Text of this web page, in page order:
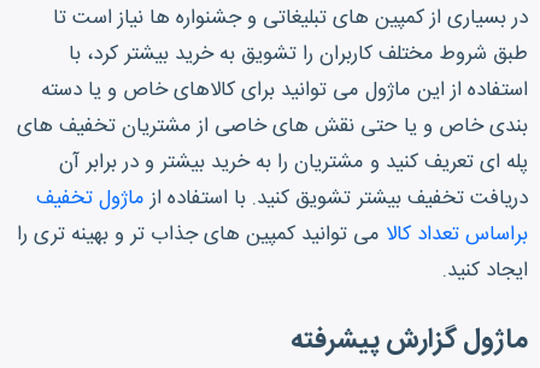
در بسیاری از کمپین های تبلیغاتی و جشنواره ها نیاز است تا
طبق شروط مختلف کاربران را تشویق به خرید بیشتر کرد، با
استفاده از این ماژول می توانید برای کالاهای خاص و یا دسته
بندی خاص و یا حتی نقش های خاصی از مشتریان تخفیف های
پله ای تعریف کنید و مشتریان را به خرید بیشتر و در برابر آن
دریافت تخفیف بیشتر تشویق کنید. با استفاده ازماژول تخفیف
براساس تعداد کالا می توانید کمپین های جذاب تر و بهینه تری را
ایجاد کنید.
ماژول گزارش پیشرفته